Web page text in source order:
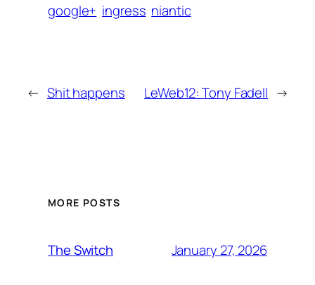
google+ ingress niantic
← Shit happens LeWeb12: Tony Fadell →
MORE POSTS
The Switch January 27, 2026